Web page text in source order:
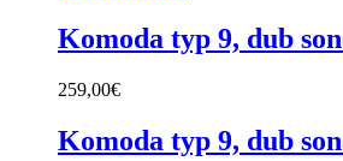
Komoda typ 9, dub
259,00€
Komoda typ 9, dub